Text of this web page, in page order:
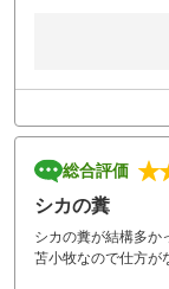
総合評価
シカの糞
シカの糞が結構多か
苫小牧なので仕方が